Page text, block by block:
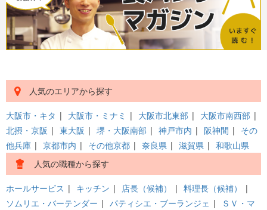
人気のエリアから探す
大阪市・キタ | 大阪市・ミナミ | 大阪市北東部 | 大阪市南西部 |
北摂・京阪 | 東大阪 | 堺・大阪南部 | 神戸市内 | 阪神間 | その
他兵庫 | 京都市内 | その他京都 | 奈良県 | 滋賀県 | 和歌山県
人気の職種から探す
ホールサービス | キッチン | 店長（候補） | 料理長（候補）
|
ソムリエ・バーテンダー | パティシエ・ブーランジェ |
ＳＶ・マ